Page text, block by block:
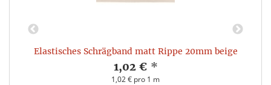
Elastisches Schrägband matt Rippe 20mm beige
1,02 € *
1,02 € pro 1 m